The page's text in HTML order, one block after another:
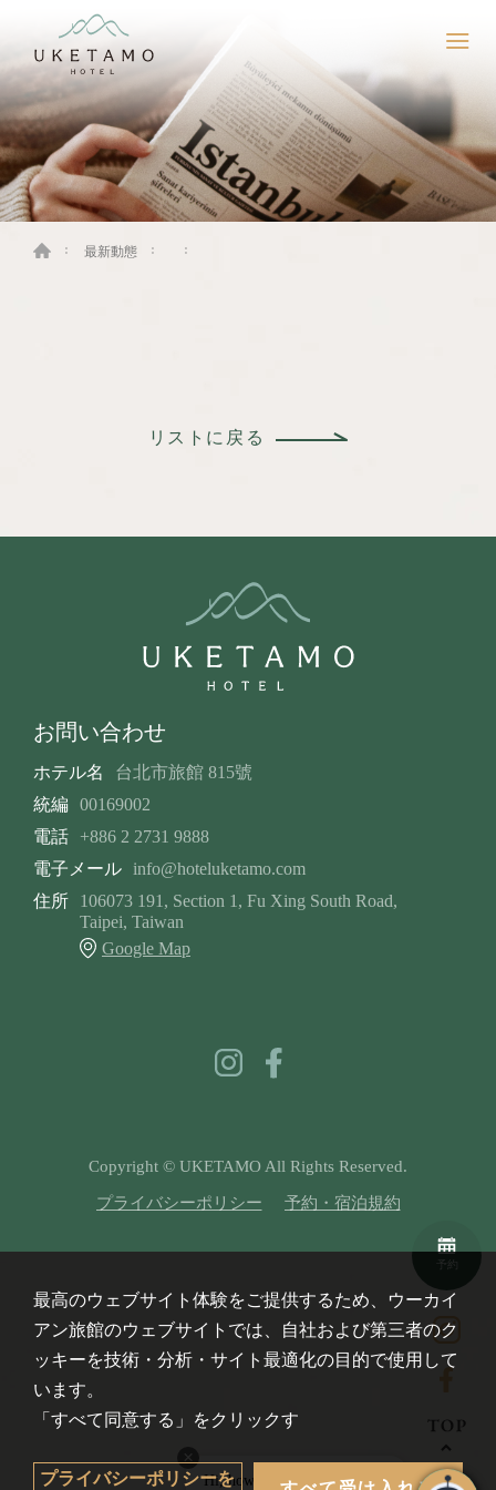
最新動態
リストに戻る
予約
お問い合わせ
ホテル名
台北市旅館 815號
統編 00169002
電話
+886 2 2731 9888
電子メール
info@hoteluketamo.com
住所
106073 191, Section 1, Fu Xing South Road,
Taipei, Taiwan
Google Map
Copyright © UKETAMO All Rights Reserved.
プライバシーポリシー 予約・宿泊規約
最高のウェブサイト体験をご提供するため、ウーカイ
アン旅館のウェブサイトでは、自社および第三者のク
ッキーを技術・分析・サイト最適化の目的で使用して
います。
「すべて同意する」をクリックす
プライバシーポリシーをHi, how can I help you? Talk